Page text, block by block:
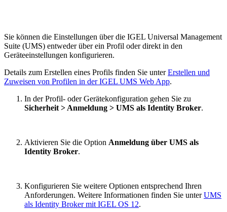
Sie können die Einstellungen über die IGEL Universal Management
Suite (UMS) entweder über ein Profil oder direkt in den
Geräteeinstellungen konfigurieren.
Details zum Erstellen eines Profils finden Sie unterErstellen und
Zuweisen von Profilen in der IGEL UMS Web App.
In der Profil- oder Gerätekonfiguration gehen Sie zu
Sicherheit > Anmeldung > UMS als Identity Broker.
Aktivieren Sie die Option Anmeldung über UMS als
Identity Broker.
Konfigurieren Sie weitere Optionen entsprechend Ihren
Anforderungen. Weitere Informationen finden Sie unterUMS
als Identity Broker mit IGEL OS 12.